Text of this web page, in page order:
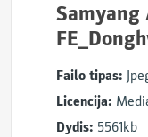
Samyang
Failo tipas:
Licencija:
Dydis: 5561kb